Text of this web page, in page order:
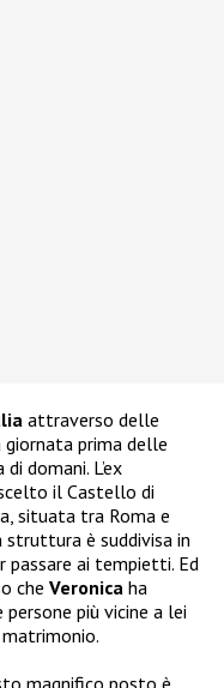
attraverso delle
prima delle
domani. L’ex
il Castello di
situata tra Roma e
struttura è suddivisa in
ai tempietti. Ed
che Veronica ha
più vicine a lei
magnifico posto è